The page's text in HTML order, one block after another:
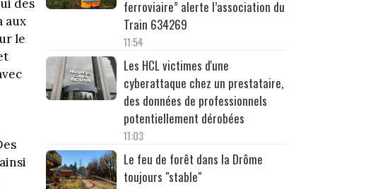
des
aux
le
ferroviaire” alerte l’association du
Train 634269
11:54
Les HCL victimes d'une
cyberattaque chez un prestataire,
des données de professionnels
potentiellement dérobées
11:03
Le feu de forêt dans la Drôme
toujours "stable"